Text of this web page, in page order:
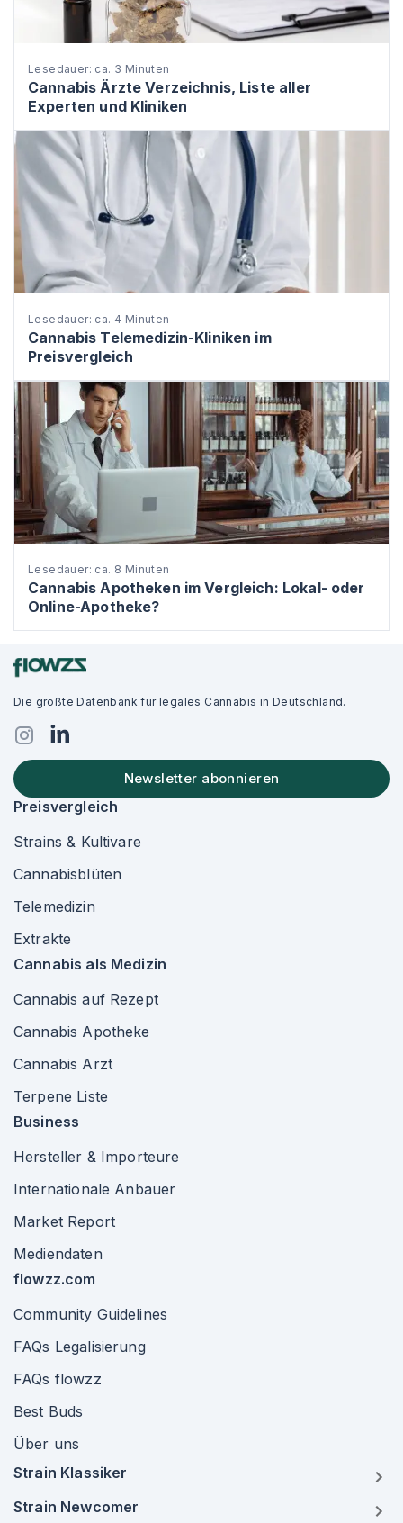
Lesedauer: ca. 3 Minuten
Cannabis Ärzte Verzeichnis, Liste aller
Experten und Kliniken
Lesedauer: ca. 4 Minuten
Cannabis Telemedizin-Kliniken im
Preisvergleich
Lesedauer: ca. 8 Minuten
Cannabis Apotheken im Vergleich: Lokal- oder
Online-Apotheke?
Die größte Datenbank für legales Cannabis in Deutschland.
Newsletter abonnieren
Preisvergleich
Strains & Kultivare
Cannabisblüten
Telemedizin
Extrakte
Cannabis als Medizin
Cannabis auf Rezept
Cannabis Apotheke
Cannabis Arzt
Terpene Liste
Business
Hersteller & Importeure
Internationale Anbauer
Market Report
Mediendaten
flowzz.com
Community Guidelines
FAQs Legalisierung
FAQs flowzz
Best Buds
Über uns
Strain Klassiker
Strain Newcomer